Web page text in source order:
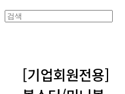
[기업회원전용]